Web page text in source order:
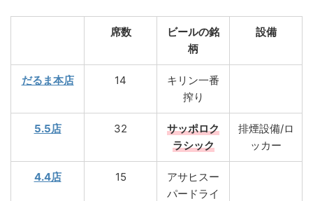
席数
ビールの銘
柄
設備
だるま本店 14
キリン一番
搾り
5.5店 32
サッポロク
ラシック
排煙設備/ロ
ッカー
4.4店 15
アサヒスー
パードライ